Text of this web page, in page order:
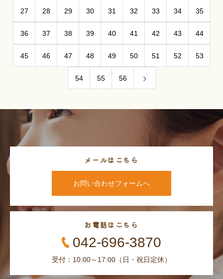
27 28 29 30 31 32 33 34 35
36 37 38 39 40 41 42 43 44
45 46 47 48 49 50 51 52 53
54 55 56
メールはこちら
お問い合わせフォームへ
お電話はこちら
042-696-3870
受付：10:00～17:00（日・祝日定休）